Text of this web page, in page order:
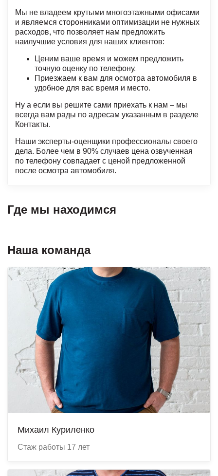
Мы не владеем крутыми многоэтажными офисами
и являемся сторонниками оптимизации не нужных
расходов, что позволяет нам предложить
наилучшие условия для наших клиентов:
Ценим ваше время и можем предложить
точную оценку по телефону.
Приезжаем к вам для осмотра автомобиля в
удобное для вас время и место.
Ну а если вы решите сами приехать к нам – мы
всегда вам рады по адресам указанным в разделе
Контакты.
Наши эксперты-оценщики профессионалы своего
дела. Более чем в 90% случаев цена озвученная
по телефону совпадает с ценой предложенной
после осмотра автомобиля.
Где мы находимся
Наша команда
Михаил Куриленко
Стаж работы 17 лет